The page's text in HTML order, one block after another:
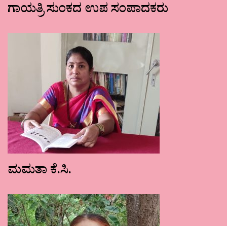
ಗಾಯತ್ರಿ ಸುಂಕದ ಉಪ ಸಂಪಾದಕರು
ಮಮತಾ ಕೆ.ಸಿ.